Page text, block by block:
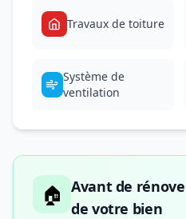
Travaux de toiture
Système de
ventilation
🏠 Avant de
de votre bien